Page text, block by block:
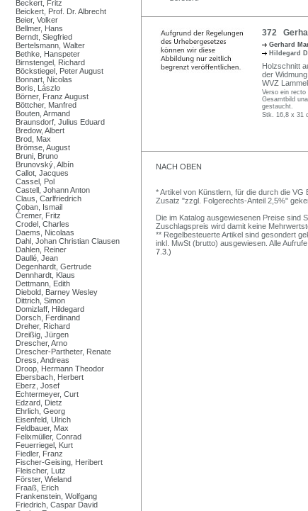
Beckert, Fritz
Beickert, Prof. Dr. Albrecht
Beier, Volker
Bellmer, Hans
Berndt, Siegfried
Bertelsmann, Walter
Bethke, Hanspeter
Birnstengel, Richard
Böckstiegel, Peter August
Bonnart, Nicolas
Boris, Lászlo
Börner, Franz August
Böttcher, Manfred
Bouten, Armand
Braunsdorf, Julius Eduard
Bredow, Albert
Brod, Max
Brömse, August
Bruni, Bruno
Brunovský, Albín
Callot, Jacques
Cassel, Pol
Castell, Johann Anton
Claus, Carlfriedrich
Çoban, Ismail
Cremer, Fritz
Crodel, Charles
Daems, Nicolaas
Dahl, Johan Christian Clausen
Dahlen, Reiner
Daullé, Jean
Degenhardt, Gertrude
Dennhardt, Klaus
Dettmann, Edith
Diebold, Barney Wesley
Dittrich, Simon
Domizlaff, Hildegard
Dorsch, Ferdinand
Dreher, Richard
Dreißig, Jürgen
Drescher, Arno
Drescher-Partheter, Renate
Dress, Andreas
Droop, Hermann Theodor
Ebersbach, Herbert
Eberz, Josef
Echtermeyer, Curt
Edzard, Dietz
Ehrlich, Georg
Eisenfeld, Ulrich
Feldbauer, Max
Felixmüller, Conrad
Feuerriegel, Kurt
Fiedler, Franz
Fischer-Geising, Heribert
Fleischer, Lutz
Förster, Wieland
Fraaß, Erich
Frankenstein, Wolfgang
Friedrich, Caspar David
372
Gerhard
Hildegard
Holzschnitt
der
WVZ
Verso ein
Gesamtbild
gestaucht.
Stk. 16,8 x 31
NACH OBEN
* Artikel von Künstlern, für die durch die
Zusatz "zzgl. Folgerechts-Anteil 2,5%"
Die im Katalog ausgewiesenen Preise sind
Zuschlagspreis wird damit keine
** Regelbesteuerte Artikel sind gesondert
inkl. MwSt (brutto) ausgewiesen. Alle
7.3.)